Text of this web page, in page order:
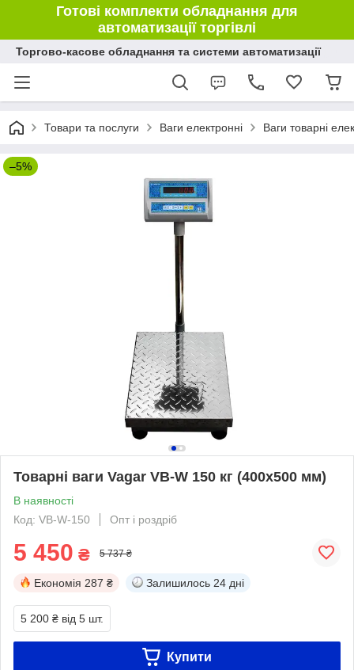
Готові комплекти обладнання для
автоматизації торгівлі
Торгово-касове обладнання та системи автоматизації
Товари та послуги Ваги електронні Ваги товарні
–5%
Товарні ваги Vagar VB-W 150 кг (400х500 мм)
В наявності
Код: VB-W-150
Опт і роздріб
5 450 ₴ 5 737 ₴
Економія 287 ₴ Залишилось 24 дні
5 200 ₴ від 5 шт.
Купити